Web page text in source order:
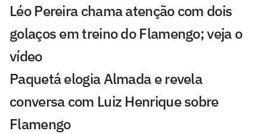
Léo Pereira chama atenção com dois
golaços em treino do Flamengo; veja o
vídeo
Paquetá elogia Almada e revela
conversa com Luiz Henrique sobre
Flamengo